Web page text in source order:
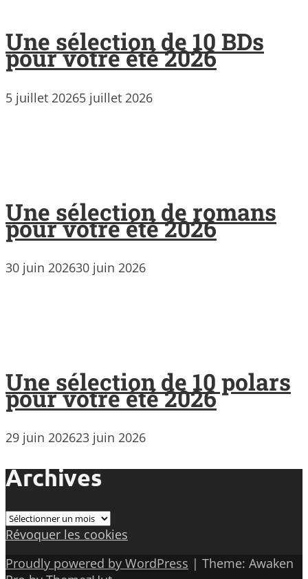
Une sélection de 10 BDs
pour votre été 2026
5 juillet 20265 juillet 2026
Une sélection de romans
pour votre été 2026
30 juin 202630 juin 2026
Une sélection de 10 polars
pour votre été 2026
29 juin 202623 juin 2026
Archives
Archives
Révoquer les cookies
Proudly powered by WordPress | Theme: Awaken